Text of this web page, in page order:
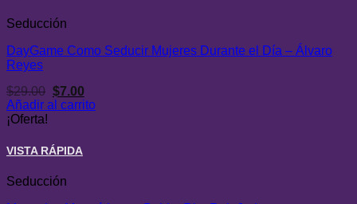
Seducción
DayGame Como Seducir Mujeres Durante el Día – Álvaro
Reyes
$29.00 El
precio
$29.00.
$7.00El
precio
Añadir al carrito
¡Oferta!
VISTA RÁPIDA
Seducción